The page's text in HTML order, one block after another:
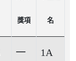
獎項 名
一 1A